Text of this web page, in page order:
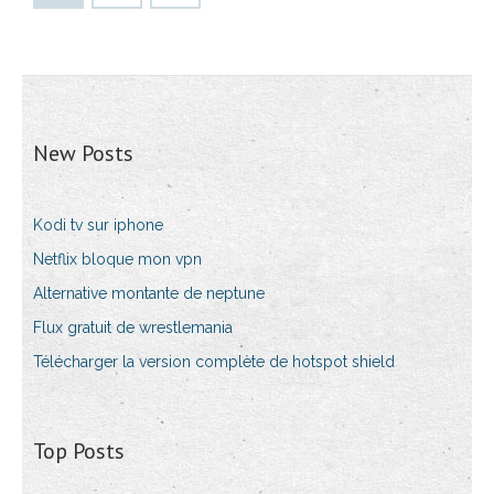
New Posts
Kodi tv sur iphone
Netflix bloque mon vpn
Alternative montante de neptune
Flux gratuit de wrestlemania
Télécharger la version complète de hotspot shield
Top Posts